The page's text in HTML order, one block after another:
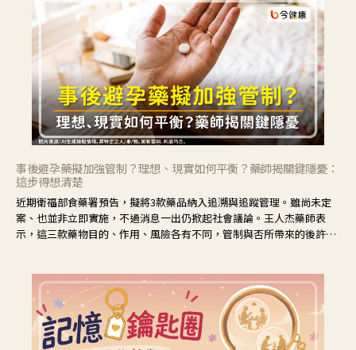
事後避孕藥擬加強管制？理想、現實如何平衡？藥師揭關鍵隱憂：
這步得想清楚
近期衛福部食藥署預告，擬將3款藥品納入追溯與追蹤管理。雖尚未定
案、也並非立即實施，不過消息一出仍掀起社會議論。王人杰藥師表
示，這三款藥物目的、作用、風險各有不同，管制與否所帶來的後許影